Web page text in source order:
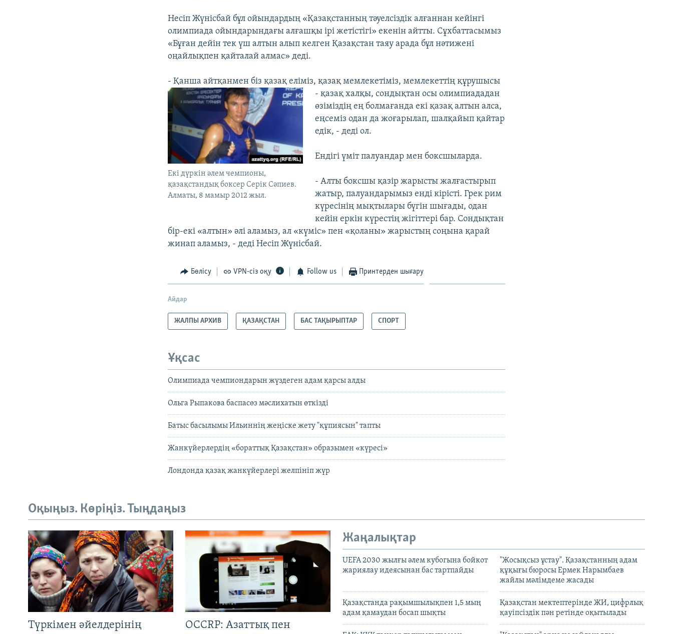
Несіп Жүнісбай бұл ойындардың «Қазақстанның тәуелсіздік алғаннан кейінгі
олимпиада ойындарындағы алғашқы ірі жетістігі» екенін айтты. Сұхбаттасымыз
«Бұған дейін тек үш алтын алып келген Қазақстан таяу арада бұл нәтижені
оңайлықпен қайталай алмас» деді.
- Қанша айтқанмен біз қазақ еліміз, қазақ мемлекетіміз, мемлекеттің құрушысы
-
Екі дүркін әлем чемпионы,
қазақстандық боксер Серік Сәпиев.
Алматы, 8 мамыр 2012 жыл.
қазақ халқы, сондықтан осы олимпиададан
өзіміздің ең болмағанда екі қазақ алтын алса,
еңсеміз одан да жоғарылап, шалқайып қайтар
едік, - деді ол.
Ендігі үміт палуандар мен боксшыларда.
- Алты боксшы қазір жарысты жалғастырып
жатыр, палуандарымыз енді кірісті. Грек рим
күресінің мықтылары бүгін шығады, одан
кейін еркін күрестің жігіттері бар. Сондықтан
бір-екі «алтын» әлі аламыз, ал «күміс» пен «қоланы» жарыстың соңына қарай
жинап аламыз, - деді Несіп Жүнісбай.
Бөлісу VPN-сіз оқу Follow us Принтерден шығару
Айдар
ЖАЛПЫ АРХИВ ҚАЗАҚСТАН БАС ТАҚЫРЫПТАР СПОРТ
Ұқсас
Олимпиада чемпиондарын жүздеген адам қарсы алды
Ольга Рыпакова баспасөз мәслихатын өткізді
Батыс басылымы Ильиннің жеңіске жету "құпиясын" тапты
Жанкүйерлердің «бораттық Қазақстан» образымен «күресі»
Лондонда қазақ жанкүйерлері желпініп жүр
Оқыңыз. Көріңіз. Тыңдаңыз
Түркімен әйелдерінің OCCRP: Азаттық пен
Жаңалықтар
UEFA 2030 жылғы әлем кубогына бойкот
жариялау идеясынан бас тартпайды
"Жосықсыз ұстау". Қазақстанның адам
құқығы бюросы Ермек Нарымбаев
жайлы мәлімдеме жасады
Қазақстанда рақымшылықпен 1,5 мың
адам қамаудан босап шықты
Қазақстан мектептерінде ЖИ, цифрлық
қауіпсіздік пән ретінде оқытылады